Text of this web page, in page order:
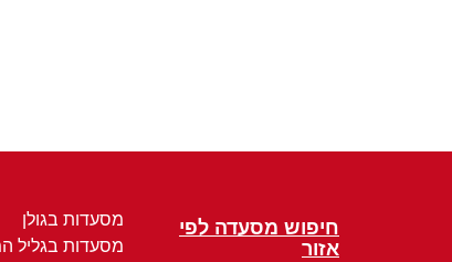
חיפוש מסעדה לפי
אזור
מסעדות בגולן
מסעדות בגליל